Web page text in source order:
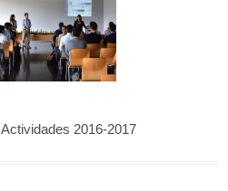
Actividades 2016-2017